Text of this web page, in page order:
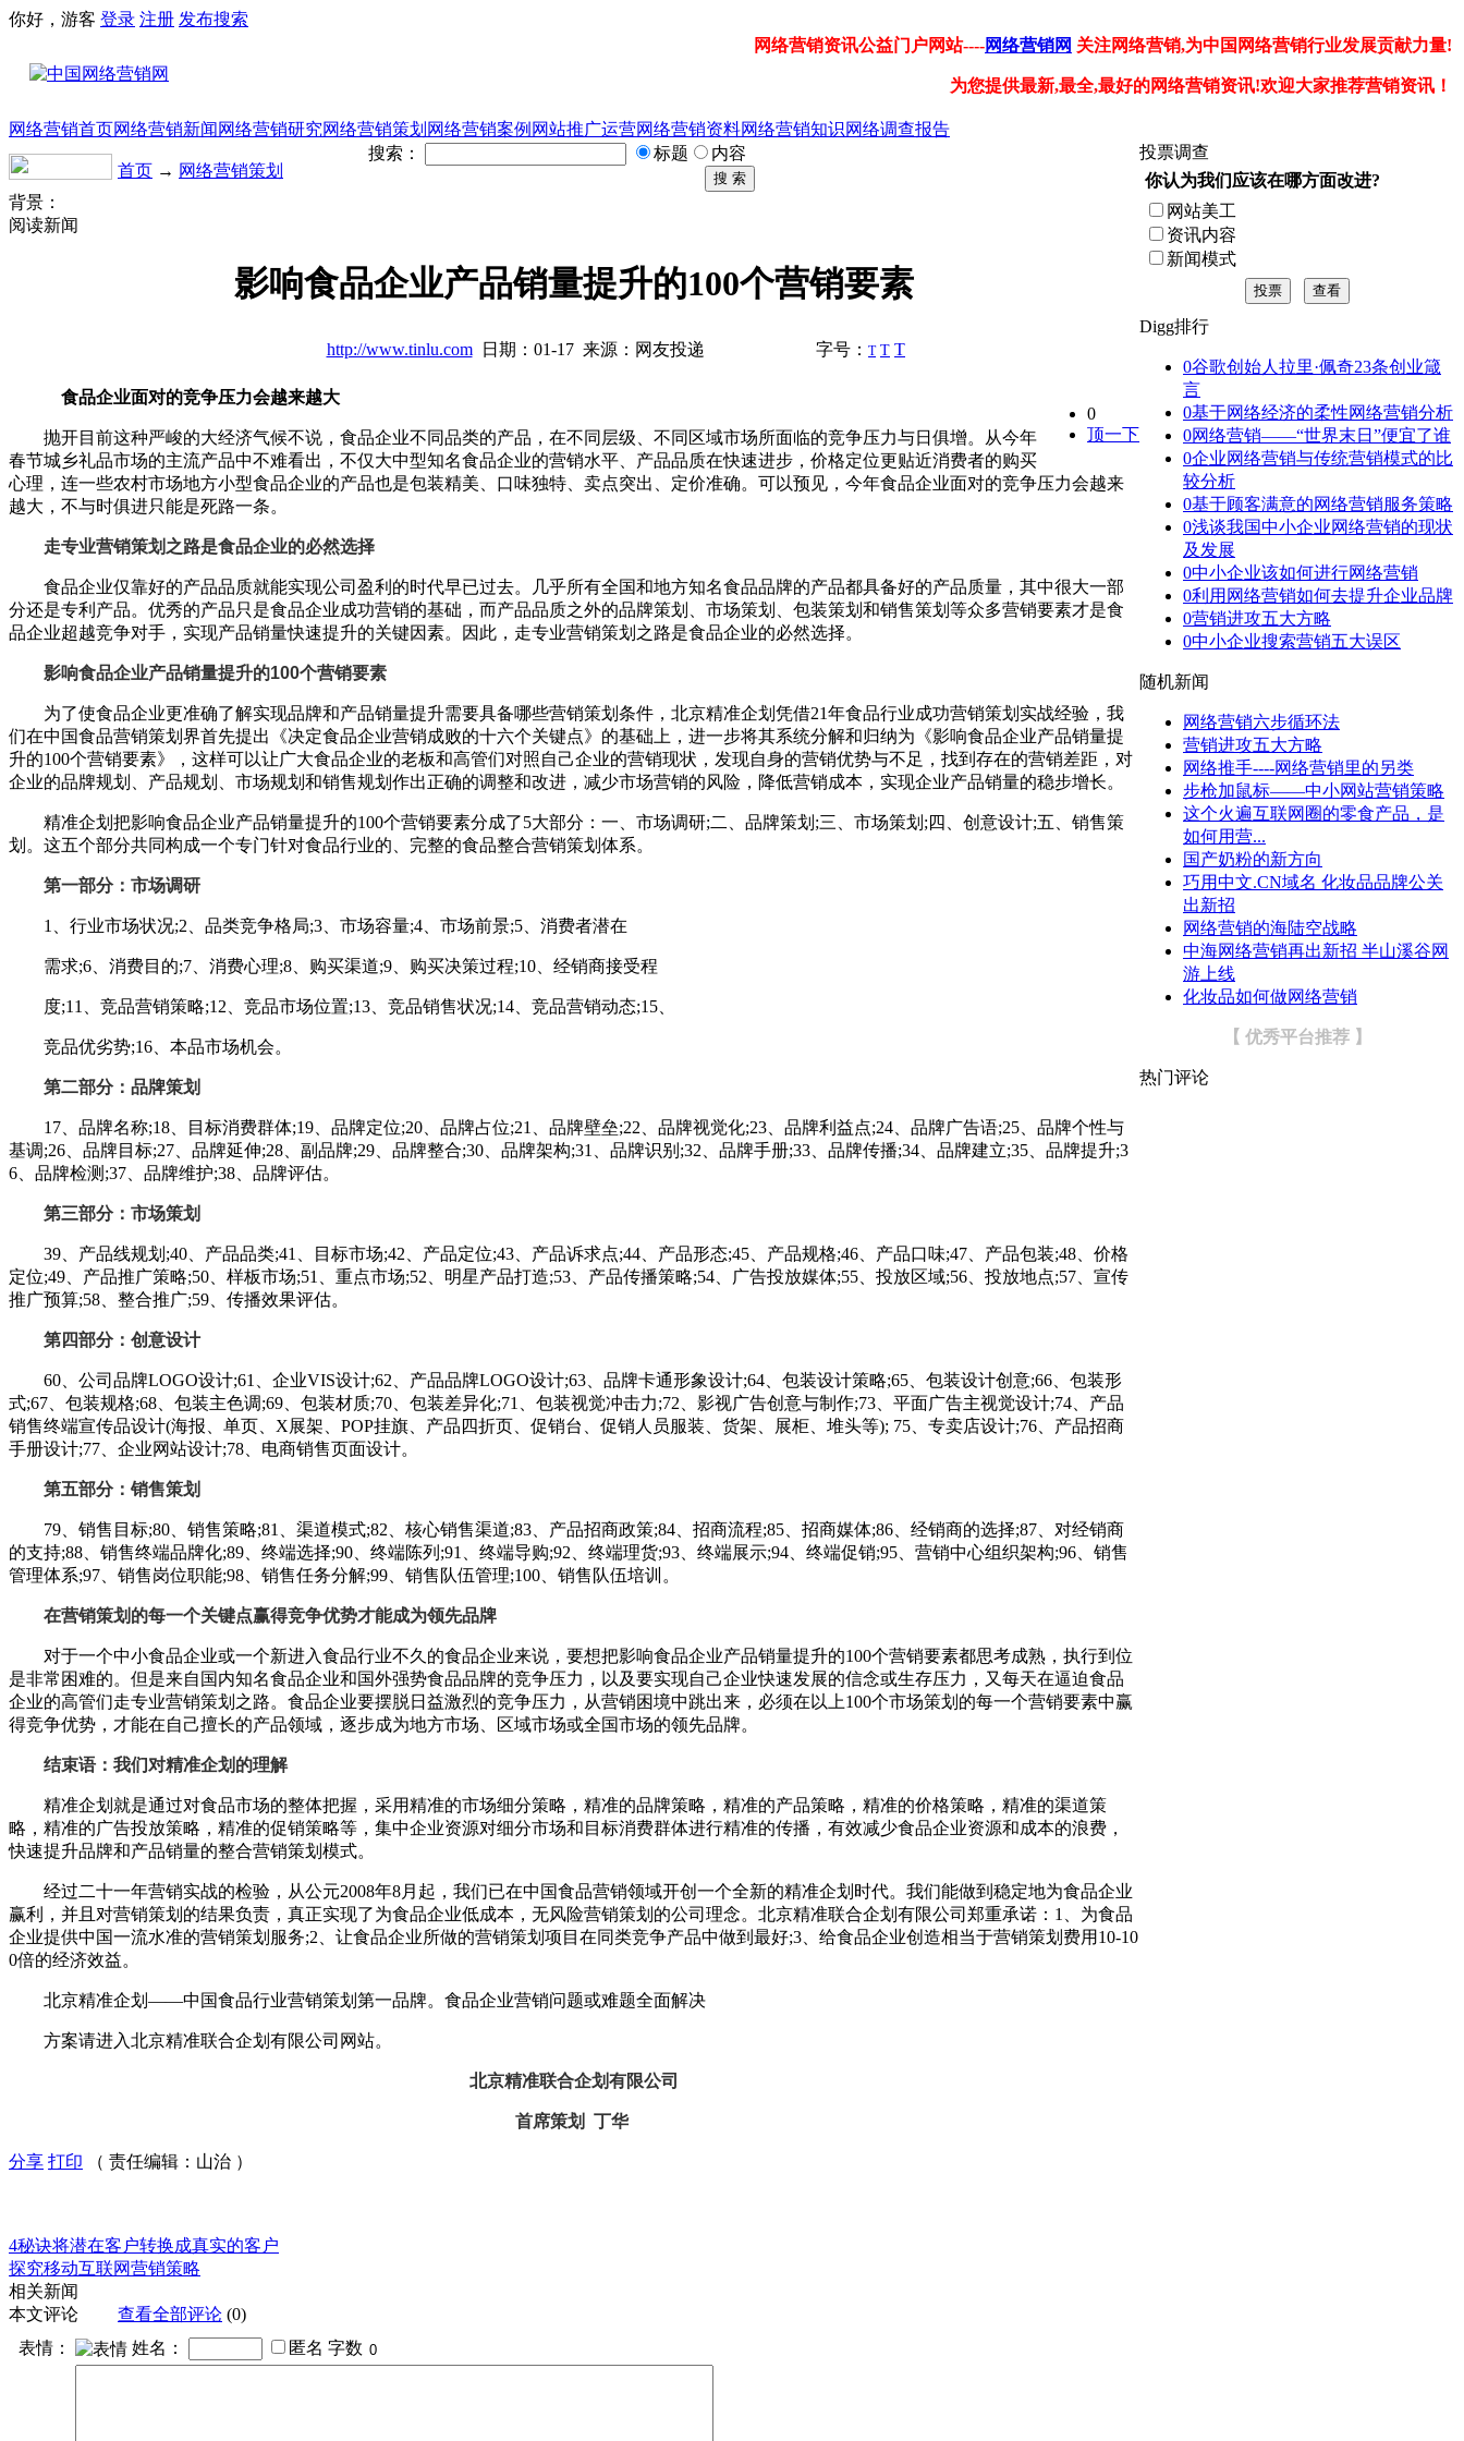
你好，游客 登录 注册 发布搜索
网络营销资讯公益门户网站----网络营销网 关注网络营销,为中国网络营销行业发展贡献力量!
为您提供最新,最全,最好的网络营销资讯!欢迎大家推荐营销资讯！
网络营销首页网络营销新闻 网络营销研究网络营销策划 网络营销案例 网站推广运营网络营销资料网络营销知识网络调查报告
首页 → 网络营销策划
搜索： 标题 内容
搜 索
背景：
阅读新闻
影响食品企业产品销量提升的100个营销要素
http://www.tinlu.com日期：01-17 来源：网友投递 字号： T T T
0
顶一下
食品企业面对的竞争压力会越来越大
抛开目前这种严峻的大经济气候不说，食品企业不同品类的产品，在不同层级、不同区域市场所面临的竞争压力与日俱增。从今年
春节城乡礼品市场的主流产品中不难看出，不仅大中型知名食品企业的营销水平、产品品质在快速进步，价格定位更贴近消费者的购买
心理，连一些农村市场地方小型食品企业的产品也是包装精美、口味独特、卖点突出、定价准确。可以预见，今年食品企业面对的竞争压力会越来
越大，不与时俱进只能是死路一条。
走专业营销策划之路是食品企业的必然选择
食品企业仅靠好的产品品质就能实现公司盈利的时代早已过去。几乎所有全国和地方知名食品品牌的产品都具备好的产品质量，其中很大一部
分还是专利产品。优秀的产品只是食品企业成功营销的基础，而产品品质之外的品牌策划、市场策划、包装策划和销售策划等众多营销要素才是食
品企业超越竞争对手，实现产品销量快速提升的关键因素。因此，走专业营销策划之路是食品企业的必然选择。
影响食品企业产品销量提升的100个营销要素
为了使食品企业更准确了解实现品牌和产品销量提升需要具备哪些营销策划条件，北京精准企划凭借21年食品行业成功营销策划实战经验，我
们在中国食品营销策划界首先提出《决定食品企业营销成败的十六个关键点》的基础上，进一步将其系统分解和归纳为《影响食品企业产品销量提
升的100个营销要素》，这样可以让广大食品企业的老板和高管们对照自己企业的营销现状，发现自身的营销优势与不足，找到存在的营销差距，对
企业的品牌规划、产品规划、市场规划和销售规划作出正确的调整和改进，减少市场营销的风险，降低营销成本，实现企业产品销量的稳步增长。
精准企划把影响食品企业产品销量提升的100个营销要素分成了5大部分：一、市场调研;二、品牌策划;三、市场策划;四、创意设计;五、销售策
划。这五个部分共同构成一个专门针对食品行业的、完整的食品整合营销策划体系。
第一部分：市场调研
1、行业市场状况;2、品类竞争格局;3、市场容量;4、市场前景;5、消费者潜在
需求;6、消费目的;7、消费心理;8、购买渠道;9、购买决策过程;10、经销商接受程
度;11、竞品营销策略;12、竞品市场位置;13、竞品销售状况;14、竞品营销动态;15、
竞品优劣势;16、本品市场机会。
第二部分：品牌策划
17、品牌名称;18、目标消费群体;19、品牌定位;20、品牌占位;21、品牌壁垒;22、品牌视觉化;23、品牌利益点;24、品牌广告语;25、品牌个性与
基调;26、品牌目标;27、品牌延伸;28、副品牌;29、品牌整合;30、品牌架构;31、品牌识别;32、品牌手册;33、品牌传播;34、品牌建立;35、品牌提升;3
6、品牌检测;37、品牌维护;38、品牌评估。
第三部分：市场策划
39、产品线规划;40、产品品类;41、目标市场;42、产品定位;43、产品诉求点;44、产品形态;45、产品规格;46、产品口味;47、产品包装;48、价格
定位;49、产品推广策略;50、样板市场;51、重点市场;52、明星产品打造;53、产品传播策略;54、广告投放媒体;55、投放区域;56、投放地点;57、宣传
推广预算;58、整合推广;59、传播效果评估。
第四部分：创意设计
60、公司品牌LOGO设计;61、企业VIS设计;62、产品品牌LOGO设计;63、品牌卡通形象设计;64、包装设计策略;65、包装设计创意;66、包装形
式;67、包装规格;68、包装主色调;69、包装材质;70、包装差异化;71、包装视觉冲击力;72、影视广告创意与制作;73、平面广告主视觉设计;74、产品
销售终端宣传品设计(海报、单页、X展架、POP挂旗、产品四折页、促销台、促销人员服装、货架、展柜、堆头等); 75、专卖店设计;76、产品招商
手册设计;77、企业网站设计;78、电商销售页面设计。
第五部分：销售策划
79、销售目标;80、销售策略;81、渠道模式;82、核心销售渠道;83、产品招商政策;84、招商流程;85、招商媒体;86、经销商的选择;87、对经销商
的支持;88、销售终端品牌化;89、终端选择;90、终端陈列;91、终端导购;92、终端理货;93、终端展示;94、终端促销;95、营销中心组织架构;96、销售
管理体系;97、销售岗位职能;98、销售任务分解;99、销售队伍管理;100、销售队伍培训。
在营销策划的每一个关键点赢得竞争优势才能成为领先品牌
对于一个中小食品企业或一个新进入食品行业不久的食品企业来说，要想把影响食品企业产品销量提升的100个营销要素都思考成熟，执行到位
是非常困难的。但是来自国内知名食品企业和国外强势食品品牌的竞争压力，以及要实现自己企业快速发展的信念或生存压力，又每天在逼迫食品
企业的高管们走专业营销策划之路。食品企业要摆脱日益激烈的竞争压力，从营销困境中跳出来，必须在以上100个市场策划的每一个营销要素中赢
得竞争优势，才能在自己擅长的产品领域，逐步成为地方市场、区域市场或全国市场的领先品牌。
结束语：我们对精准企划的理解
精准企划就是通过对食品市场的整体把握，采用精准的市场细分策略，精准的品牌策略，精准的产品策略，精准的价格策略，精准的渠道策
略，精准的广告投放策略，精准的促销策略等，集中企业资源对细分市场和目标消费群体进行精准的传播，有效减少食品企业资源和成本的浪费，
快速提升品牌和产品销量的整合营销策划模式。
经过二十一年营销实战的检验，从公元2008年8月起，我们已在中国食品营销领域开创一个全新的精准企划时代。我们能做到稳定地为食品企业
赢利，并且对营销策划的结果负责，真正实现了为食品企业低成本，无风险营销策划的公司理念。北京精准联合企划有限公司郑重承诺：1、为食品
企业提供中国一流水准的营销策划服务;2、让食品企业所做的营销策划项目在同类竞争产品中做到最好;3、给食品企业创造相当于营销策划费用10-10
0倍的经济效益。
北京精准企划——中国食品行业营销策划第一品牌。食品企业营销问题或难题全面解决
方案请进入北京精准联合企划有限公司网站。
北京精准联合企划有限公司
首席策划 丁华
分享 打印 （ 责任编辑：山治 ）
4秘诀将潜在客户转换成真实的客户
探究移动互联网营销策略
相关新闻
本文评论
查看全部评论 (0)
表情：
姓名： 匿名 字数
投票调查
你认为我们应该在哪方面改进?
网站美工
资讯内容
新闻模式
投票 查看
Digg排行
0谷歌创始人拉里·佩奇23条创业箴
言
0基于网络经济的柔性网络营销分析
0网络营销——“世界末日”便宜了谁
0企业网络营销与传统营销模式的比
较分析
0基于顾客满意的网络营销服务策略
0浅谈我国中小企业网络营销的现状
及发展
0中小企业该如何进行网络营销
0利用网络营销如何去提升企业品牌
0营销进攻五大方略
0中小企业搜索营销五大误区
随机新闻
网络营销六步循环法
营销进攻五大方略
网络推手----网络营销里的另类
步枪加鼠标——中小网站营销策略
这个火遍互联网圈的零食产品，是
如何用营...
国产奶粉的新方向
巧用中文.CN域名 化妆品品牌公关
出新招
网络营销的海陆空战略
中海网络营销再出新招 半山溪谷网
游上线
化妆品如何做网络营销
【 优秀平台推荐 】
热门评论